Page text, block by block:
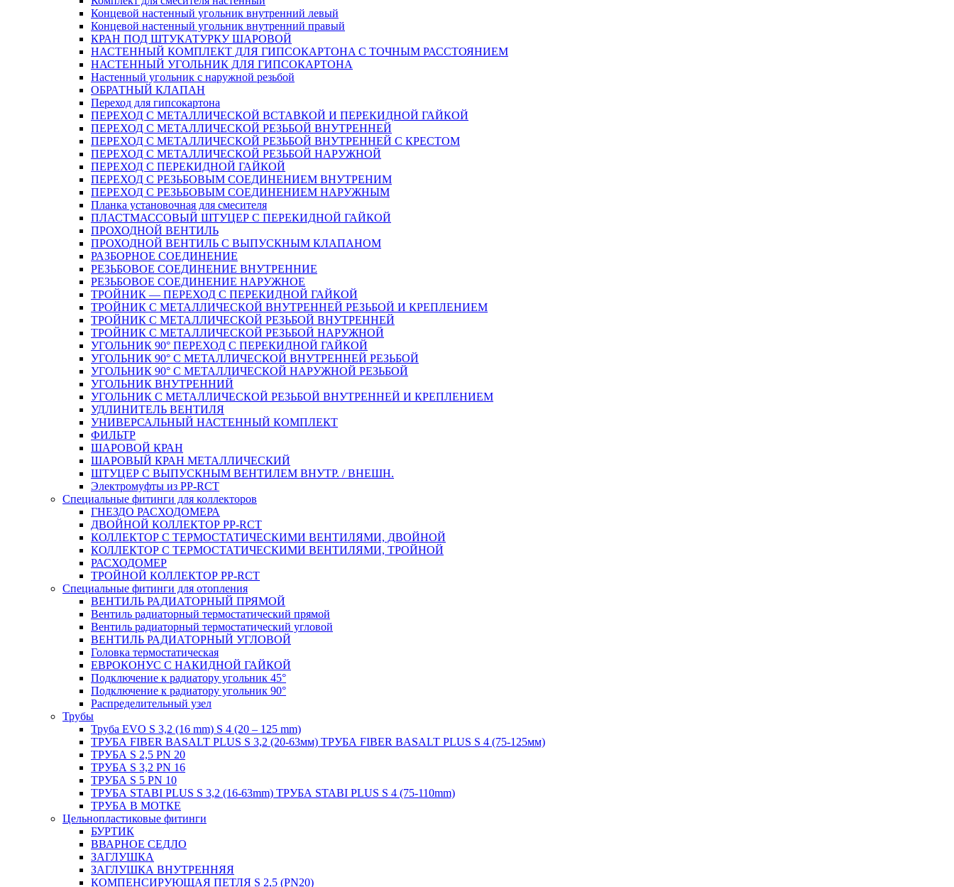
Концевой настенный угольник внутренний левый
Концевой настенный угольник внутренний правый
КРАН ПОД ШТУКАТУРКУ ШАРОВОЙ
НАСТЕННЫЙ КОМПЛЕКТ ДЛЯ ГИПСОКАРТОНA С ТОЧНЫМ РАССТОЯНИЕМ
НАСТЕННЫЙ УГОЛЬНИК ДЛЯ ГИПСОКАРТОНА
Настенный угольник с наружной резьбой
ОБРАТНЫЙ КЛАПАН
Переход для гипсокартона
ПЕРЕХОД С МЕТАЛЛИЧЕСКОЙ ВСТАВКОЙ И ПЕРЕКИДНОЙ ГАЙКОЙ
ПЕРЕХОД С МЕТАЛЛИЧЕСКОЙ РЕЗЬБОЙ ВНУТРЕННЕЙ
ПЕРЕХОД С МЕТАЛЛИЧЕСКОЙ РЕЗЬБОЙ ВНУТРЕННЕЙ С КРЕСТОМ
ПЕРЕХОД С МЕТАЛЛИЧЕСКОЙ РЕЗЬБОЙ НАРУЖНОЙ
ПЕРЕХОД С ПЕРЕКИДНОЙ ГАЙКОЙ
ПЕРЕХОД С РЕЗЬБОВЫМ СОЕДИНЕНИЕМ ВНУТРЕНИМ
ПЕРЕХОД С РЕЗЬБОВЫМ СОЕДИНЕНИЕМ НАРУЖНЫМ
Планка установочная для смесителя
ПЛАСТМАССОВЫЙ ШТУЦЕР С ПЕРЕКИДНОЙ ГАЙКОЙ
ПРОХОДНОЙ ВЕНТИЛЬ
ПРОХОДНОЙ ВЕНТИЛЬ С ВЫПУСКНЫМ КЛАПАНОМ
РАЗБОРНОЕ СОЕДИНЕНИЕ
РЕЗЬБОВОЕ СОЕДИНЕНИЕ ВНУТРЕННИЕ
РЕЗЬБОВОЕ СОЕДИНЕНИЕ НАРУЖНОЕ
ТРОЙНИК — ПЕРЕХОД С ПЕРЕКИДНОЙ ГАЙКОЙ
ТРОЙНИК С МЕТАЛЛИЧЕСКОЙ ВНУТРЕННЕЙ РЕЗЬБОЙ И КРЕПЛЕНИЕМ
ТРОЙНИК С МЕТАЛЛИЧЕСКОЙ РЕЗЬБОЙ ВНУТРЕННЕЙ
ТРОЙНИК С МЕТАЛЛИЧЕСКОЙ РЕЗЬБОЙ НАРУЖНОЙ
УГОЛЬНИК 90° ПЕРЕХОД С ПЕРЕКИДНОЙ ГАЙКОЙ
УГОЛЬНИК 90° С МЕТАЛЛИЧЕСКОЙ ВНУТРЕННEЙ РЕЗЬБОЙ
УГОЛЬНИК 90° С МЕТАЛЛИЧЕСКОЙ НАРУЖНОЙ РЕЗЬБОЙ
УГОЛЬНИК ВНУТРЕННИЙ
УГОЛЬНИК С МЕТАЛЛИЧЕСКОЙ РЕЗЬБОЙ ВНУТРЕННЕЙ И КРЕПЛЕНИЕМ
УДЛИНИТЕЛЬ ВЕНТИЛЯ
УНИВЕРСАЛЬНЫЙ НАСТЕННЫЙ КОМПЛЕКТ
ФИЛЬТР
ШАРОВОЙ КРАН
ШАРОВЫЙ КРАН МЕТАЛЛИЧЕСКИЙ
ШТУЦЕР С ВЫПУСКНЫМ ВЕНТИЛЕМ ВНУТР. / ВНЕШН.
Электромуфты из PP-RCT
Специальные фитинги для коллекторов
ГНЕЗДО РАСХОДОМЕРА
ДВОЙНОЙ КОЛЛЕКТОР PP-RCT
КОЛЛЕКТОР С ТЕРМОСТАТИЧЕСКИМИ ВЕНТИЛЯМИ, ДВОЙНОЙ
КОЛЛЕКТОР С ТЕРМОСТАТИЧЕСКИМИ ВЕНТИЛЯМИ, ТРОЙНОЙ
РАСХОДОМЕР
ТРОЙНОЙ КОЛЛЕКТОР PP-RCT
Специальные фитинги для отопления
ВЕНТИЛЬ РАДИАТОРНЫЙ ПРЯМОЙ
Вентиль радиаторный термостатический прямой
Вентиль радиаторный термостатический угловой
ВЕНТИЛЬ РАДИАТОРНЫЙ УГЛОВОЙ
Головка термостатическая
ЕВРОКОНУС С НАКИДНОЙ ГАЙКОЙ
Подключение к радиатору угольник 45°
Подключение к радиатору угольник 90°
Распределительный узел
Трубы
Труба EVO S 3,2 (16 mm) S 4 (20 – 125 mm)
ТРУБА FIBER BASALT PLUS S 3,2 (20-63мм) ТРУБА FIBER BASALT PLUS S 4 (75-125мм)
ТРУБА S 2,5 PN 20
ТРУБА S 3,2 PN 16
ТРУБА S 5 PN 10
ТРУБА STABI PLUS S 3,2 (16-63mm) ТРУБА STABI PLUS S 4 (75-110mm)
ТРУБА В МОТКЕ
Цельнопластиковые фитинги
БУРТИК
ВВАРНОЕ СЕДЛО
ЗАГЛУШКА
ЗАГЛУШКА ВНУТРЕННЯЯ
КОМПЕНСИРУЮЩАЯ ПЕТЛЯ S 2,5 (PN20)